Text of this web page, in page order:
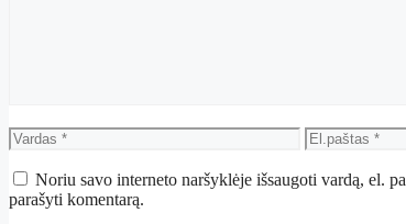
Vardas El.paštas
Noriu savo interneto naršyklėje išsaugoti vardą, el.
parašyti komentarą.